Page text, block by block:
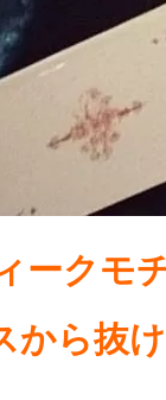
ークモ
から抜